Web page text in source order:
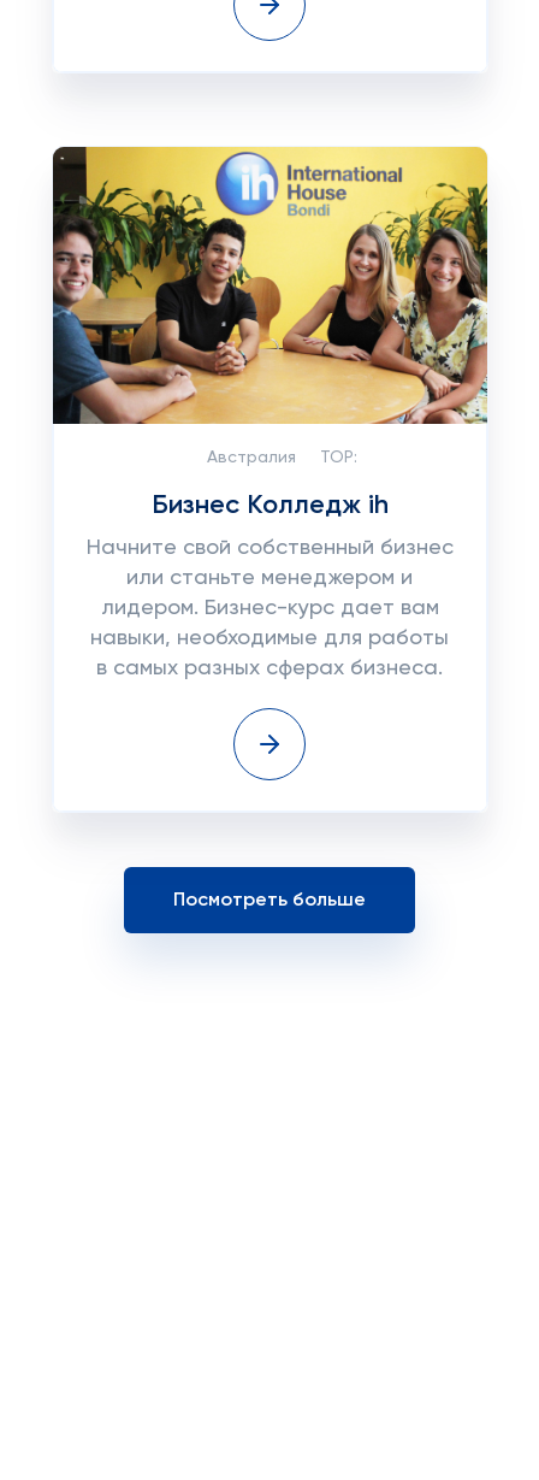
Австралия TOP:
Бизнес Колледж ih
Начните свой собственный бизнес
или станьте менеджером и
лидером. Бизнес-курс дает вам
навыки, необходимые для работы
в самых разных сферах бизнеса.
Посмотреть больше